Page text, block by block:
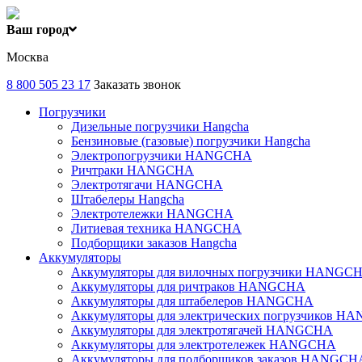
Ваш город
Москва
8 800 505 23 17 Заказать звонок
Погрузчики
Дизельные погрузчики Hangcha
Бензиновые (газовые) погрузчики Hangcha
Электропогрузчики HANGCHA
Ричтраки HANGCHA
Электротягачи HANGCHA
Штабелеры Hangcha
Электротележки HANGCHA
Литиевая техника HANGCHA
Подборщики заказов Hangcha
Аккумуляторы
Аккумуляторы для вилочных погрузчики
Аккумуляторы для ричтраков HANGCHA
Аккумуляторы для штабелеров HANGCHA
Аккумуляторы для электрических погрузчиков
Аккумуляторы для электротягачей HANGCHA
Аккумуляторы для электротележек HANGCHA
Аккумуляторы для подборщиков заказов